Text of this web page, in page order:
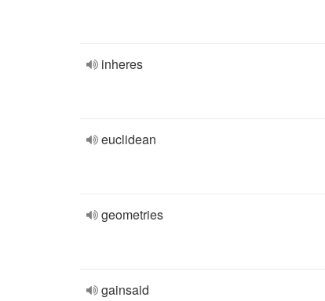
inheres
euclidean
geometries
gainsaid